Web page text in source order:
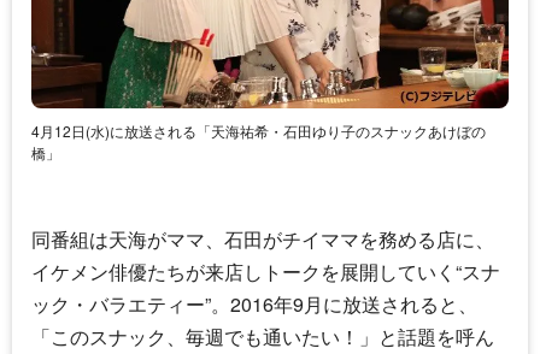
4月12日(水)に放送される「天海祐希・石田ゆり子のスナックあけぼの
橋」
同番組は天海がママ、石田がチイママを務める店に、
イケメン俳優たちが来店しトークを展開していく“スナ
ック・バラエティー”。2016年9月に放送されると、
「このスナック、毎週でも通いたい！」と話題を呼ん